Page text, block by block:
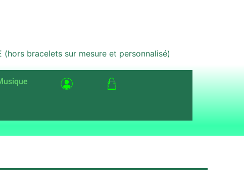
(hors bracelets sur mesure et personnalisé)